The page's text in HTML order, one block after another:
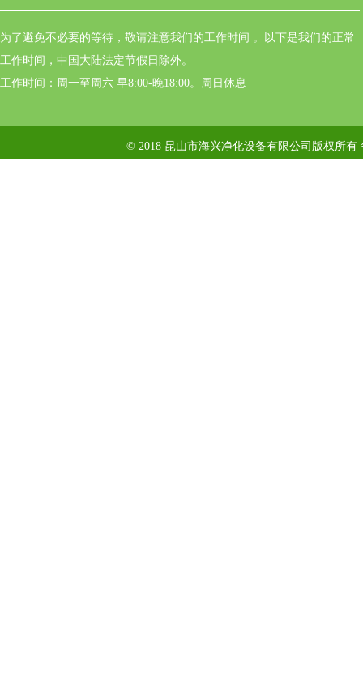
为了避免不必要的等待，敬请注意我们的工作时间 。以下是我们的正常
工作时间，中国大陆法定节假日除外。
工作时间：周一至周六 早8:00-晚18:00。周日休息
© 2018 昆山市海兴净化设备有限公司版权所有